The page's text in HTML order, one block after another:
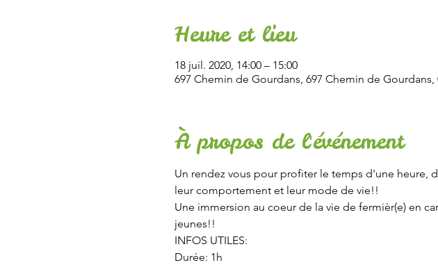
Heure et lieu
18 juil. 2020, 14:00 – 15:00
697 Chemin de Gourdans, 697 Chemin de
À propos de l'événement
Un rendez vous pour profiter le temps d'une heure,
leur comportement et leur mode de vie!!
Une immersion au coeur de la vie de fermièr(e) en
jeunes!!
INFOS UTILES:
Durée: 1h